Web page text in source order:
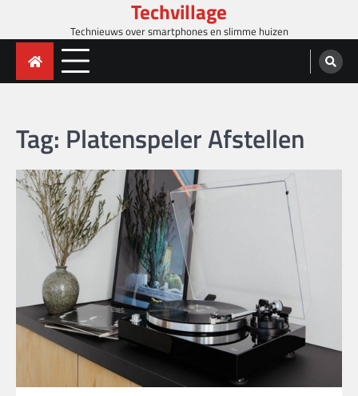
content
Techvillage
Technieuws over smartphones en slimme huizen
Tag: Platenspeler Afstellen